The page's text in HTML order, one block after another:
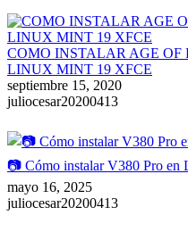
COMO INSTALAR AGE OF
LINUX MINT 19 XFCE
septiembre 15, 2020
juliocesar20200413
📷 Cómo instalar V380 Pro en
mayo 16, 2025
juliocesar20200413